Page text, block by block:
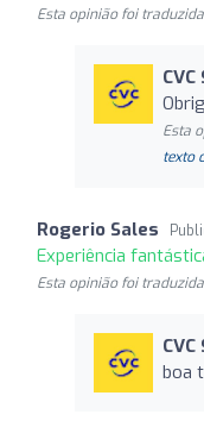
Esta opinião foi
Esta
texto
Rogerio Sales
Experiência
Esta opinião foi
boa